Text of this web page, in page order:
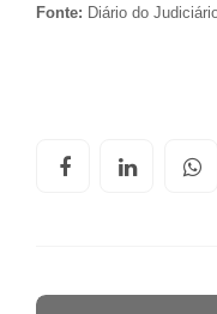
Fonte: Diário do